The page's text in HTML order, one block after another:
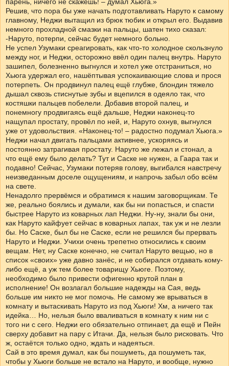
Решив, что пора бы уже начать подготавливать Наруто к самому
главному, Неджи вытащил из брюк тюбик и открыл его. Выдавив
немного прохладной смазки на пальцы, шатен тихо сказал:
-Наруто, потерпи, сейчас будет немного больно.
Не успел Узумаки среагировать, как что-то холодное скользнуло
между ног, и Неджи, осторожно ввёл один палец внутрь. Наруто
зашипел, болезненно выгнулся и хотел уже отстраниться, но
Хьюга удержал его, нашёптывая успокаивающие слова и прося
потерпеть. Он продвинул палец ещё глубже, блондин тяжело
дышал сквозь стиснутые зубы и вцепился в одеяло так, что
костяшки пальцев побелели. Добавив второй палец, и
понемногу продвигаясь ещё дальше, Неджи наконец-то
нащупал простату, провёл по ней, и, Наруто охнув, выгнулся
уже от удовольствия. «Наконец-то! – радостно подумал Хьюга.»
Неджи начал двигать пальцами активнее, ускоряясь и
постоянно затрагивая простату. Наруто же лежал и стонал, а
что ещё ему было делать? Тут и Саске не нужен, а Гаара так и
подавно! Сейчас, Узумаки потеряв голову, выгибался навстречу
неизведанным доселе ощущениям, и напрочь забыл обо всём
на свете.
Ненадолго прервёмся и обратимся к нашим заговорщикам. Те
же, реально боялись и думали, как бы ни попасться, и спасти
быстрее Наруто из коварных лап Неджи. Ну-ну, знали бы они,
как Наруто кайфует сейчас в коварных лапах, так уж и не лезли
бы. Но Саске, был бы не Саске, если не решился бы прервать
Наруто и Неджи. Учихи очень трепетно относились к своим
вещам. Нет, ну Саске конечно, не считал Наруто вещью, но в
список «своих» уже давно занёс, и не собирался отдавать кому-
либо ещё, а уж тем более товарищу Хьюге. Поэтому,
необходимо было привести офигенно крутой план в
исполнение! Он возлагал большие надежды на Сая, ведь
больше им никто не мог помочь. Не самому же врываться в
комнату и вытаскивать Наруто из под Хьюги! Хм, а ничего так
идейка… Но, нельзя было вваливаться в комнату к ним ни с
того ни с сего. Неджи его обязательно отпинает, да ещё и Пейн
сверху добавит на пару с Итачи. Да, нельзя было рисковать. Что
ж, остаётся только одно, ждать и надеяться.
Сай в это время думал, как бы пошуметь, да пошуметь так,
чтобы у Хьюги больше не встало на Наруто, и вообще, нужно